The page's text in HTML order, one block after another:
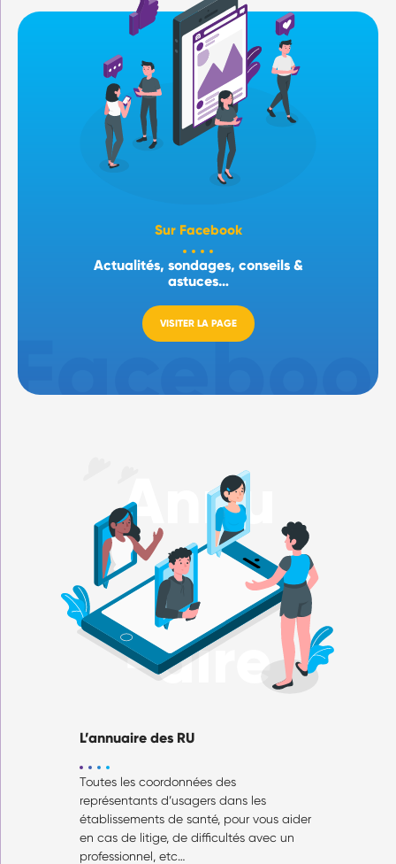
Sur Facebook
Actualités, sondages, conseils &
astuces…
VISITER LA PAGE
Annu
-aire
L’annuaire des RU
Toutes les coordonnées des
représentants d’usagers dans les
établissements de santé, pour vous aider
en cas de litige, de difficultés avec un
professionnel, etc…